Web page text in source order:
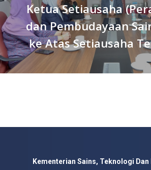
Ketua Setiausaha
dan Pembudayaan
ke Atas Setiausaha
Kementerian Sains, Teknologi Dan